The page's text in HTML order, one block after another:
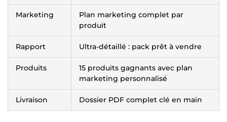
Marketing
Plan marketing complet par
produit
Rapport Ultra-détaillé : pack prêt à vendre
Produits
15 produits gagnants avec plan
marketing personnalisé
Livraison Dossier PDF complet clé en main